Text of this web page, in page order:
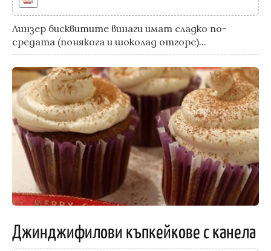
Линзер бисквитите винаги имат сладко по-
средата (понякога и шоколад отгоре)...
Джинджифилови къпкейкове с канела